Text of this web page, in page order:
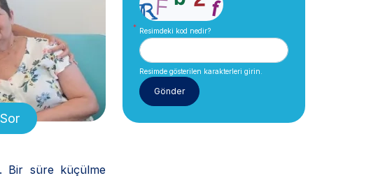
Bir süre küçülme
Resimdeki kod nedir?
Resimde gösterilen karakterleri girin.